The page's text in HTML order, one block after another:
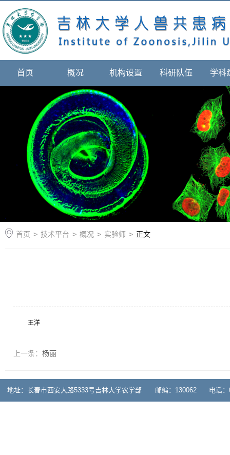
首页 概况 机构设置 科研队伍 学科
首页 > 技术平台 > 概况 > 实验师 > 正文
王洋
上一条： 杨丽
地址：长春市西安大路5333号吉林大学农学部 邮编：130062 电话